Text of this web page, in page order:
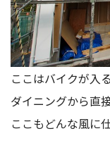
ここはバイクが入
ダイニングから直
ここもどんな風に